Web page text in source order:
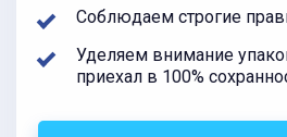
Соблюдаем строгие
Уделяем внимание
приехал в 100%